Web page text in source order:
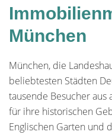
München
München, die
beliebtesten Städten
tausende Besucher aus
für ihre historischen
Englischen Garten und